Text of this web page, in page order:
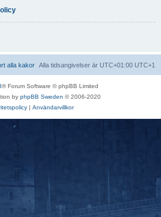
Alla tidsangivelser är UTC+01:00 UTC+1
alla kakor
® Forum Software © phpBB Limited
by phpBB Sweden © 2006-2020
| Användarvillkor